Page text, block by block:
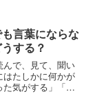
れてい...
言葉にならな
する？
で、見て、聞い
たしかに何かが
気がする」「こ